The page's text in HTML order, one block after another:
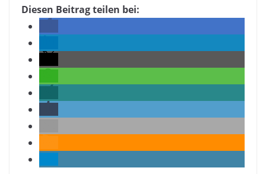
Diesen Beitrag teilen bei: